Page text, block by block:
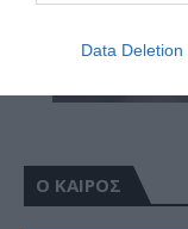
Data Deletion
Ο ΚΑΙΡΟΣ